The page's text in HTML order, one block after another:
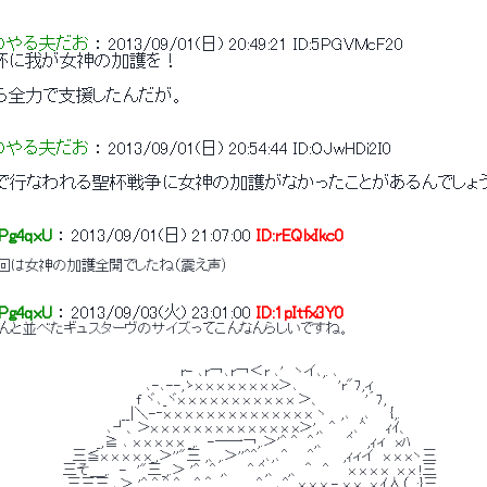
やる夫だお ： 2013/09/01(日) 20:49:21
ID:5PGVMcF20
我が女神の加護を！
全力で支援したんだが。
やる夫だお ： 2013/09/01(日) 20:54:44 ID:OJwHDi2I0
行なわれる聖杯戦争に女神の加護がなかったことがあるんでしょ
： 2013/09/01(日) 21:07:00 ID:rEQlxIkc0
は女神の加護全開でしたね（震え声）
： 2013/09/03(火) 23:01:00 ID:1pItfx3Y0
と並べたギュスターヴのサイズってこんなんらしいですね。
r￢＜r ､'　ヽイ､,. ､
x x x x x x＞､　　　　'r"7,ィ
x x x x x x x x x ＞、　　　　 '´7,
x x x x x x x x x x x ヽ　 ,､　,､　　{,.
x x x x x x x x x x x＞',、^　 ,､^　　ｨｲ、
x _,.　-─一￢,.＞'^ ^　^,、　　^　 ,ｨィ　xﾊ
''"三 ,、,.＞''^^ ,､,､^　　^　　　,ｨィイ　x x xヽ三
_,.＞ '^　^ ,、　 ^ ^,、　,、 ＾　^　　x x x x　x x !三